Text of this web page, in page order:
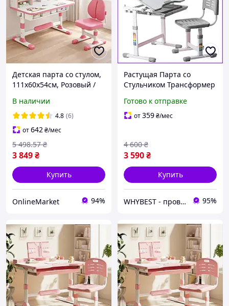
Детская парта со стулом,
111х60х54см, Розовый /
Письменный стол
детский / Стол для
рисования
В наличии
4.8 (6)
от642₴/мес
3 849₴
5 498.57 ₴
Купить
OnlineMarket 94%
Растущая Парта со
Стульчиком Трансформер
Письменный Стол-Парта
для Школьника, Детские
Готово к отправке
от359₴/мес
3 590₴
4 600 ₴
Купить
WHYBEST - проверенные товар по честным ценам 95%